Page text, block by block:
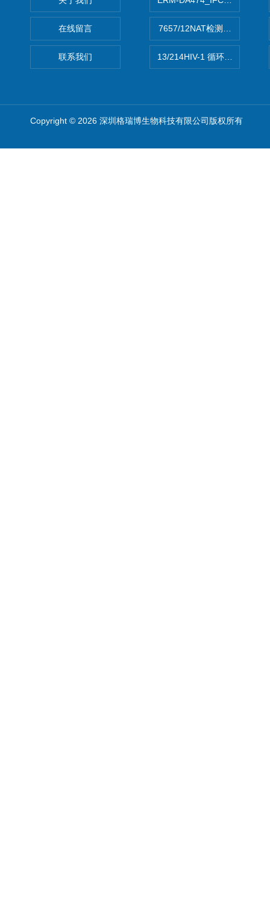
在线留言
联系我们
7657/12NAT检测的D型肝炎
13/214HIV-1 循环重组形式
Copyright © 2026 深圳格瑞博生物科技有限公司版权所有